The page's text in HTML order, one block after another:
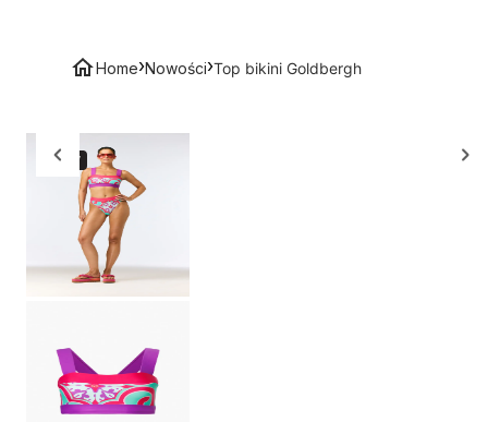
Home›Nowości›Top bikini Goldbergh
NEW